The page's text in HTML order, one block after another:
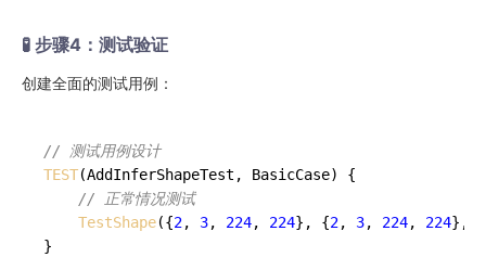
🧪 步骤4：测试验证
创建全面的测试用例：
// 测试用例设计
TEST(AddInferShapeTest, BasicCase) {
// 正常情况测试
TestShape({2, 3, 224, 224}, {2, 3, 224, 224}, {
}